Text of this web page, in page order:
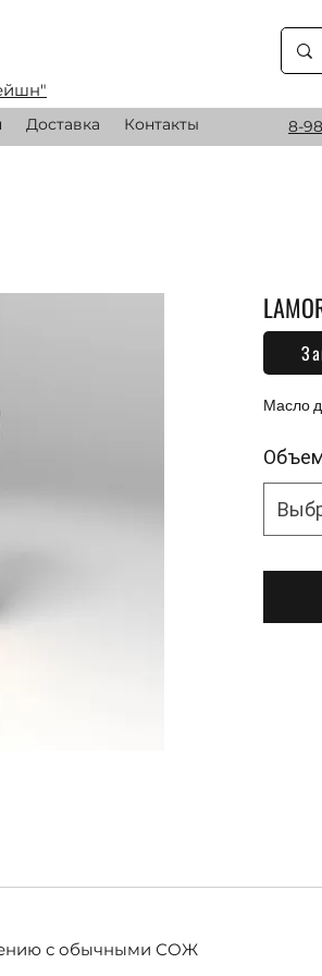
Доставка Контакты 8-
0,00 ₽
Масло
с обычными СОЖ